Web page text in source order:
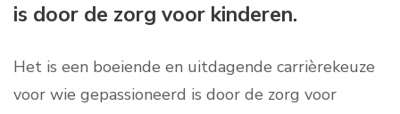
is door de zorg voor kinderen.
Het is een boeiende en uitdagende carrièrekeuze
voor wie gepassioneerd is door de zorg voor